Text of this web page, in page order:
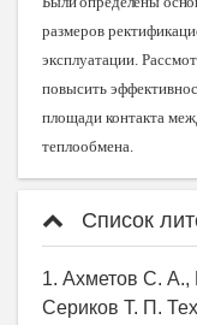
размеров
эксплуатации.
повысить
площади контакта
теплообмена.
Список
1. Ахметов С. А.,
Сериков Т. П.